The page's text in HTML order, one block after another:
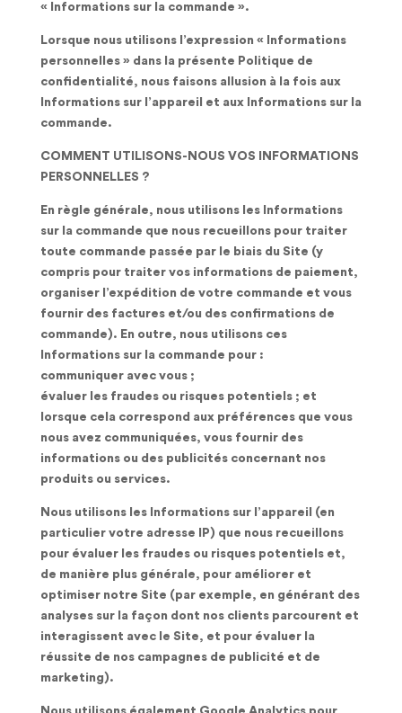
« Informations sur la commande ».
Lorsque nous utilisons l’expression « Informations
personnelles » dans la présente Politique de
confidentialité, nous faisons allusion à la fois aux
Informations sur l’appareil et aux Informations sur la
commande.
COMMENT UTILISONS-NOUS VOS INFORMATIONS
PERSONNELLES ?
En règle générale, nous utilisons les Informations
sur la commande que nous recueillons pour traiter
toute commande passée par le biais du Site (y
compris pour traiter vos informations de paiement,
organiser l’expédition de votre commande et vous
fournir des factures et/ou des confirmations de
commande). En outre, nous utilisons ces
Informations sur la commande pour :
communiquer avec vous ;
évaluer les fraudes ou risques potentiels ; et
lorsque cela correspond aux préférences que vous
nous avez communiquées, vous fournir des
informations ou des publicités concernant nos
produits ou services.
Nous utilisons les Informations sur l’appareil (en
particulier votre adresse IP) que nous recueillons
pour évaluer les fraudes ou risques potentiels et,
de manière plus générale, pour améliorer et
optimiser notre Site (par exemple, en générant des
analyses sur la façon dont nos clients parcourent et
interagissent avec le Site, et pour évaluer la
réussite de nos campagnes de publicité et de
marketing).